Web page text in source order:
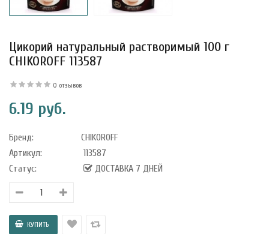
в
Цикорий натуральный растворимый 100 г
CHIKOROFF 113587
0 отзывов
6.19 руб.
Бренд:
CHIKOROFF
Артикул:
113587
Статус:
ДОСТАВКА 7 ДНЕЙ